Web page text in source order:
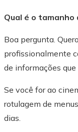
Qual é o tamanho
Boa pergunta.
profissionalmente
de informações
Se você for ao
rotulagem de
dias.